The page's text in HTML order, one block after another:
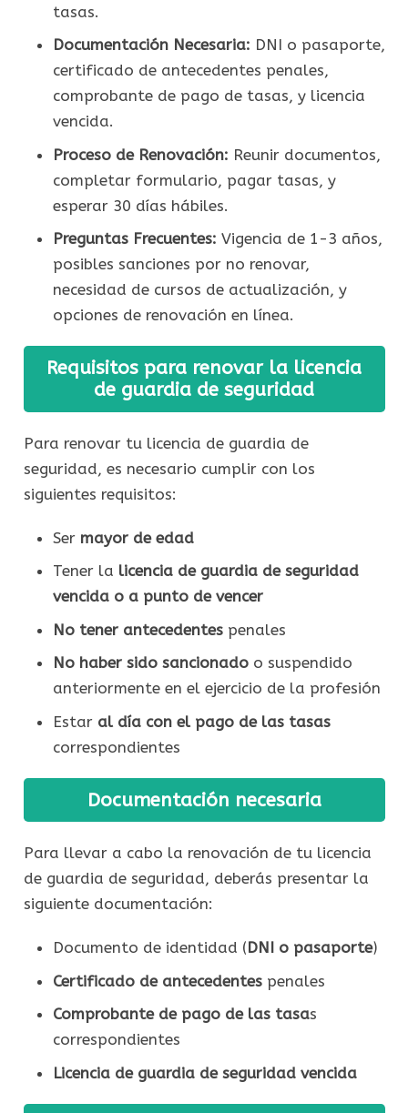
tasas.
Documentación Necesaria: DNI o pasaporte,
certificado de antecedentes penales,
comprobante de pago de tasas, y licencia
vencida.
Proceso de Renovación: Reunir documentos,
completar formulario, pagar tasas, y
esperar 30 días hábiles.
Preguntas Frecuentes: Vigencia de 1-3 años,
posibles sanciones por no renovar,
necesidad de cursos de actualización, y
opciones de renovación en línea.
Requisitos para renovar la licencia
de guardia de seguridad
Para renovar tu licencia de guardia de
seguridad, es necesario cumplir con los
siguientes requisitos:
Ser mayor de edad
Tener la licencia de guardia de seguridad
vencida o a punto de vencer
No tener antecedentespenales
No haber sido sancionadoo suspendido
anteriormente en el ejercicio de la profesión
Estaral día con el pago de las tasas
correspondientes
Documentación necesaria
Para llevar a cabo la renovación de tu licencia
de guardia de seguridad, deberás presentar la
siguiente documentación:
Documento de identidad (DNI o pasaporte)
Certificado de antecedentespenales
Comprobante de pago de las tasas
correspondientes
Licencia de guardia de seguridad vencida